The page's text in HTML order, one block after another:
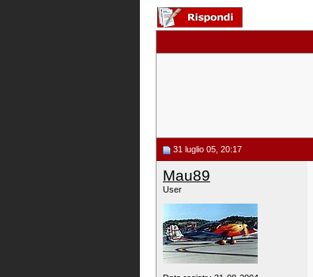
31 luglio 05, 20:17
Mau89
User